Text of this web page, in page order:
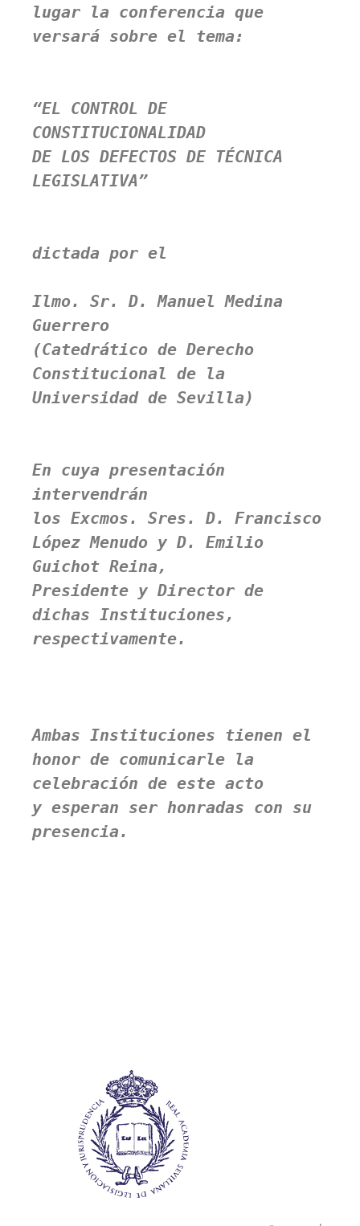
lugar la conferencia que
versará sobre el tema:
“EL CONTROL DE
CONSTITUCIONALIDAD
DE LOS DEFECTOS DE TÉCNICA
LEGISLATIVA”
dictada por el
Ilmo. Sr. D. Manuel Medina
Guerrero
(Catedrático de Derecho
Constitucional de la
Universidad de Sevilla)
En cuya presentación
intervendrán
los Excmos. Sres. D. Francisco
López Menudo y D. Emilio
Guichot Reina,
Presidente y Director de
dichas Instituciones,
respectivamente.
Ambas Instituciones tienen el
honor de comunicarle la
celebración de este acto
y esperan ser honradas con su
presencia.